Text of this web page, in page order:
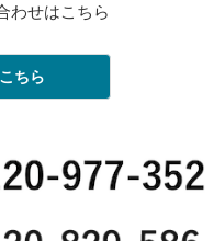
わせはこちら
ちら